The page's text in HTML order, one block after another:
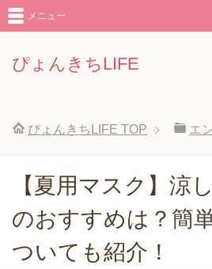
ぴょんきちLIFE
メニュー
ぴょんきちLIFE TOP エ
【夏用マスク】涼
のおすすめは？簡
ついても紹介！